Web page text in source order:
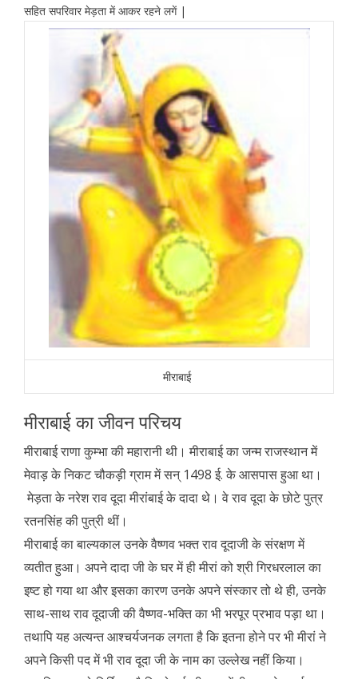
सहित सपरिवार मेड़ता में आकर रहने लगें |
मीराबाई
मीराबाई का जीवन परिचय
मीराबाई राणा कुम्भा की महारानी थी। मीराबाई का जन्म राजस्थान में
मेवाड़ के निकट चौकड़ी ग्राम में सन् 1498 ई. के आसपास हुआ था।
मेड़ता के नरेश राव दूदा मीरांबाई के दादा थे। वे राव दूदा के छोटे पुत्र
रतनसिंह की पुत्री थीं।
मीराबाई का बाल्यकाल उनके वैष्णव भक्त राव दूदाजी के संरक्षण में
व्यतीत हुआ। अपने दादा जी के घर में ही मीरां को श्री गिरधरलाल का
इष्ट हो गया था और इसका कारण उनके अपने संस्कार तो थे ही, उनके
साथ-साथ राव दूदाजी की वैष्णव-भक्ति का भी भरपूर प्रभाव पड़ा था।
तथापि यह अत्यन्त आश्चर्यजनक लगता है कि इतना होने पर भी मीरां ने
अपने किसी पद में भी राव दूदा जी के नाम का उल्लेख नहीं किया।